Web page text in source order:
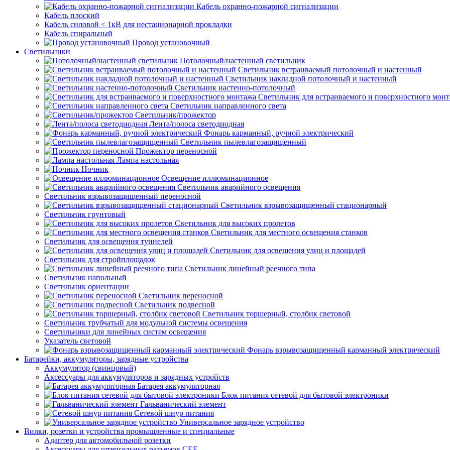
Кабель охранно-пожарной сигнализации
Кабель плоский
Кабель силовой < 1кВ для нестационарной прокладки
Кабель спиральный
Провод установочный
Светильники
Потолочный/настенный светильник
Светильник встраиваемый потолочный и настенный
Светильник накладной потолочный и настенный
Светильник настенно-потолочный
Светильник для встраиваемого и поверхностного
Светильник направленного света
Светильник/прожектор
Лента/полоса светодиодная
Фонарь карманный, ручной электрический
Светильник пылевлагозащищенный
Прожектор переносной
Лампа настольная
Ночник
Освещение иллюминационное
Светильник аварийного освещения
Светильник взрывозащищенный переносной
Светильник взрывозащищенный стационарный
Светильник грунтовый
Светильник для высоких пролетов
Светильник для местного освещения станков
Светильник для освещения туннелей
Светильник для освещения улиц и площадей
Светильник для стройплощадок
Светильник линейный реечного типа
Светильник напольный
Светильник ориентации
Светильник переносной
Светильник подвесной
Светильник торшерный, столбик световой
Светильник трубчатый для модульной системы освещения
Светильники для линейных систем освещения
Указатель световой
Фонарь взрывозащищенный карманный электрический
Батарейки, аккумуляторы, зарядные устройства
Аккумулятор (свинцовый)
Аксессуары для аккумуляторов и зарядных устройств
Батарея аккумуляторная
Блок питания сетевой для бытовой электроники
Гальванический элемент
Сетевой шнур питания
Универсальное зарядное устройство
Вилки, розетки и устройства промышленные и специальные
Адаптер для автомобильной розетки